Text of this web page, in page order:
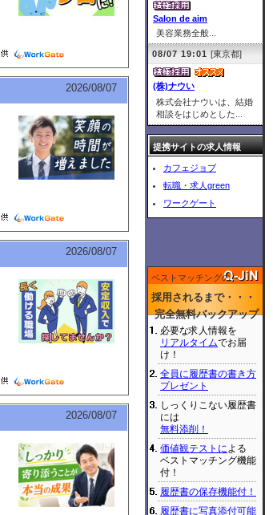
2026/08/07
2026/08/07
2026/08/07
Salon de aim
美容業務全般...
08/07 19:01 [東京都]
(株)ナウい
株式会社ナウいは、結婚
相談をはじめとした...
提携サイトの求人情報
カフェジョブ
転職・求人green
ワークゲート
ベストマッチングの
採用されるまで・・・
完全無料バックアップ
必要な求人情報を
リアルタイムでお届
け！
全員に履歴書の書き方
プレゼント
しっくりこない履歴書
には
無料添削！
価値観テストによる
ベストマッチング機能
付！
履歴書の保存機能付！
履歴書に写真添付可能